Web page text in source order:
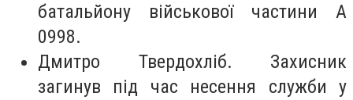
батальйону військової частини А
0998.
Дмитро Твердохліб. Захисник
загинув під час несення служби у